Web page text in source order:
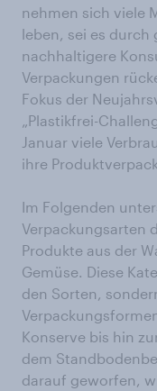
nehmen sich viele
leben, sei es durch
nachhaltigere
Verpackungen
Fokus der
„Plastikfrei-
Januar viele
ihre
Im Folgenden
Verpackungsarten
Produkte aus der
Gemüse. Diese
den Sorten,
Konserve bis hin
dem
darauf geworfen,